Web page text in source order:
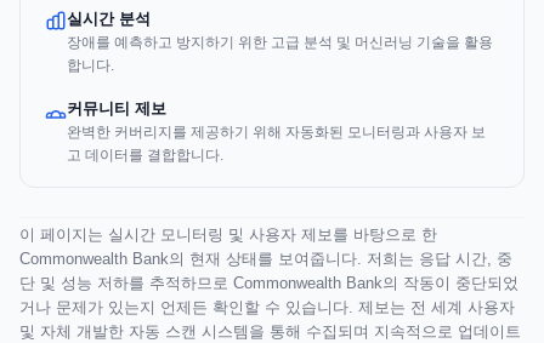
실시간 분석
장애를 예측하고 방지하기 위한 고급 분석 및 머신러닝 기술을 활용
합니다.
커뮤니티 제보
완벽한 커버리지를 제공하기 위해 자동화된 모니터링과 사용자 보
고 데이터를 결합합니다.
이 페이지는 실시간 모니터링 및 사용자 제보를 바탕으로 한
Commonwealth Bank의 현재 상태를 보여줍니다. 저희는 응답 시간, 중
단 및 성능 저하를 추적하므로 Commonwealth Bank의 작동이 중단되었
거나 문제가 있는지 언제든 확인할 수 있습니다. 제보는 전 세계 사용자
및 자체 개발한 자동 스캔 시스템을 통해 수집되며 지속적으로 업데이트